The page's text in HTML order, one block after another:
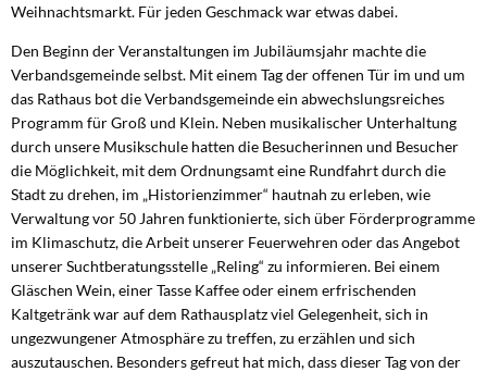
Weihnachtsmarkt. Für jeden Geschmack war etwas dabei.
Den Beginn der Veranstaltungen im Jubiläumsjahr machte die
Verbandsgemeinde selbst. Mit einem Tag der offenen Tür im und um
das Rathaus bot die Verbandsgemeinde ein abwechslungsreiches
Programm für Groß und Klein. Neben musikalischer Unterhaltung
durch unsere Musikschule hatten die Besucherinnen und Besucher
die Möglichkeit, mit dem Ordnungsamt eine Rundfahrt durch die
Stadt zu drehen, im „Historienzimmer“ hautnah zu erleben, wie
Verwaltung vor 50 Jahren funktionierte, sich über Förderprogramme
im Klimaschutz, die Arbeit unserer Feuerwehren oder das Angebot
unserer Suchtberatungsstelle „Reling“ zu informieren. Bei einem
Gläschen Wein, einer Tasse Kaffee oder einem erfrischenden
Kaltgetränk war auf dem Rathausplatz viel Gelegenheit, sich in
ungezwungener Atmosphäre zu treffen, zu erzählen und sich
auszutauschen. Besonders gefreut hat mich, dass dieser Tag von der